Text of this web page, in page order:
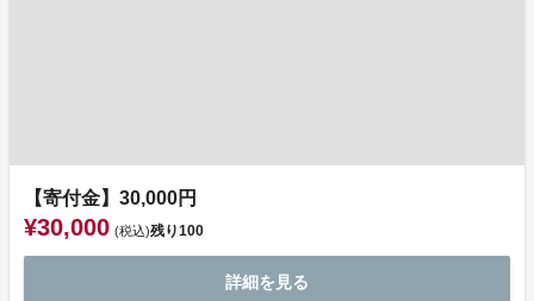
【寄付金】30,000円
¥30,000 (税込)残り100
詳細を見る